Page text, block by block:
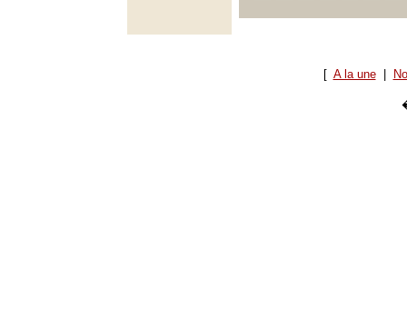
[ A la une|